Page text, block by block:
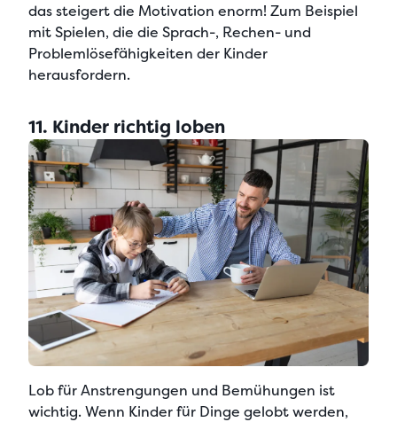
das steigert die Motivation enorm! Zum Beispiel
mit Spielen, die die Sprach-, Rechen- und
Problemlösefähigkeiten der Kinder
herausfordern.
11. Kinder richtig loben
Lob für Anstrengungen und Bemühungen ist
wichtig. Wenn Kinder für Dinge gelobt werden,